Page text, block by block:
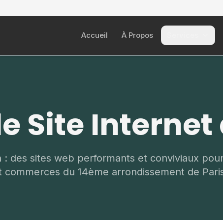
Accueil À Propos
Site Internet
: des sites web performants et conviviaux
commerces du 14ème arrondissement de